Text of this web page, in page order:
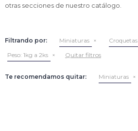
otras secciones de nuestro catálogo.
Filtrando por: Miniaturas
Croquetas
Peso: 1kg a 2ks Quitar filtros
Te recomendamos quitar: Miniaturas
Sorrentinos
Ñoquis
Especialidades
Otros
Milanesas
Sin rebozar
Otros
Sin Rebozar
Otros
Helados
Tortas
Otros